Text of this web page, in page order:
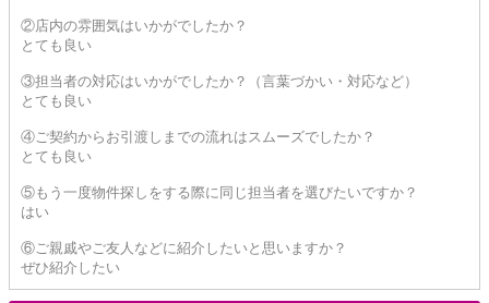
②店内の雰囲気はいかがでしたか？
とても良い
③担当者の対応はいかがでしたか？（言葉づかい・対応など）
とても良い
④ご契約からお引渡しまでの流れはスムーズでしたか？
とても良い
⑤もう一度物件探しをする際に同じ担当者を選びたいですか？
はい
⑥ご親戚やご友人などに紹介したいと思いますか？
ぜひ紹介したい